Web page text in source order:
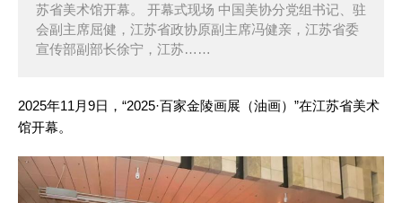
苏省美术馆开幕。 开幕式现场 中国美协分党组书记、驻
会副主席屈健，江苏省政协原副主席冯健亲，江苏省委
宣传部副部长徐宁，江苏……
2025年11月9日，“2025·百家金陵画展（油画）”在江苏省美术
馆开幕。